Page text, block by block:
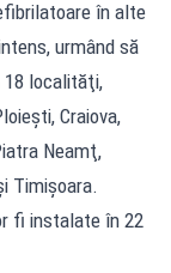
în alte
urmând să
18 localităţi,
Craiova,
Neamţ,
Timişoara.
fi instalate în 22